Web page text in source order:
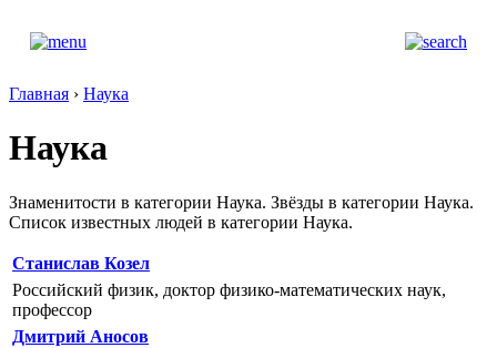
Главная › Наука
Наука
Знаменитости в категории Наука. Звёзды в категории Наука.
Список известных людей в категории Наука.
Станислав Козел
Российский физик, доктор физико-математических наук,
профессор
Дмитрий Аносов